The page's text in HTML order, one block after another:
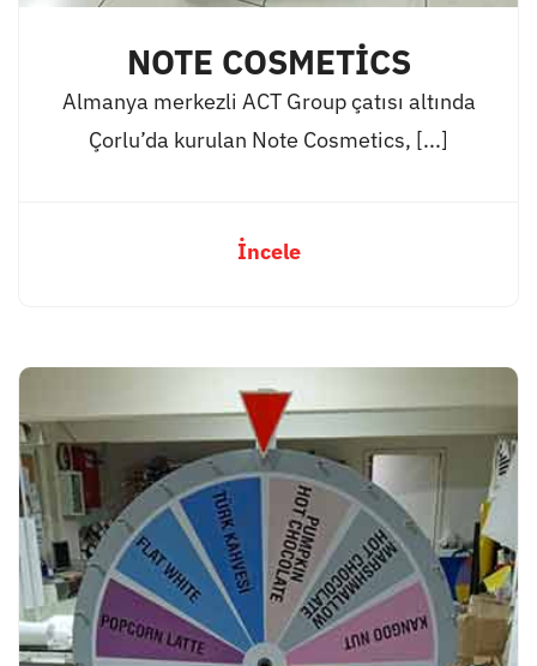
NOTE COSMETİCS
Almanya merkezli ACT Group çatısı altında
Çorlu’da kurulan Note Cosmetics, [...]
İncele